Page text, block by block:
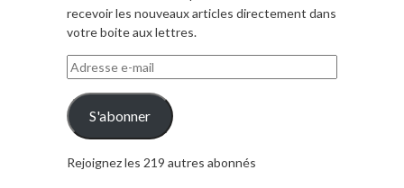
recevoir les nouveaux articles directement dans
votre boite aux lettres.
Adresse
e-
mail
S'abonner
Rejoignez les 219 autres abonnés